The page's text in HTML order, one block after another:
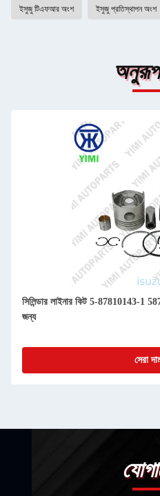
ইসুজু টিএফআর অংশ ইসুজু প্রতিস্থাপন অংশ
সিলিন্ডার লাইনার কিট 5-87810143-
জন্য
সেরা